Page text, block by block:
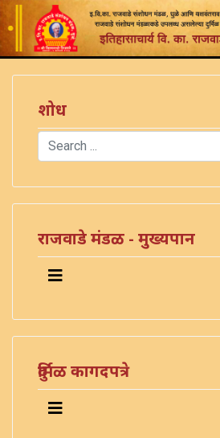
शोध
Search
राजवाडे मंडळ - मुख्यपान
दुर्मिळ कागदपत्रे